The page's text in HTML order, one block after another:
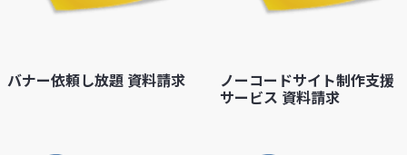
バナー依頼し放題 資料請求 ノーコードサイト制作支援
サービス 資料請求